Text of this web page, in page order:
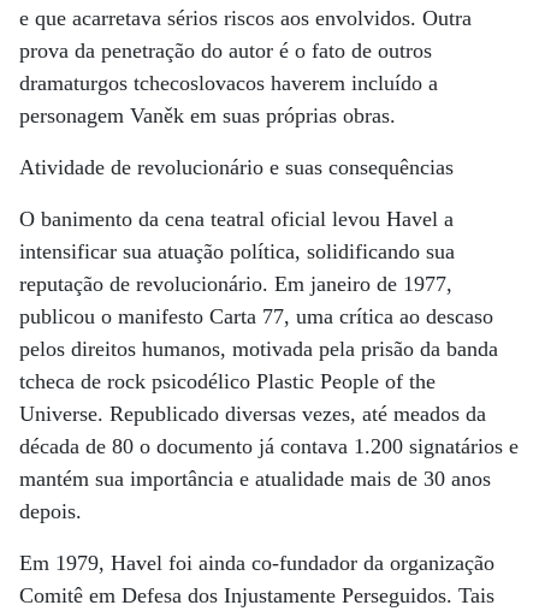
e que acarretava sérios riscos aos envolvidos. Outra
prova da penetração do autor é o fato de outros
dramaturgos tchecoslovacos haverem incluído a
personagem Vaněk em suas próprias obras.
Atividade de revolucionário e suas consequências
O banimento da cena teatral oficial levou Havel a
intensificar sua atuação política, solidificando sua
reputação de revolucionário. Em janeiro de 1977,
publicou o manifesto Carta 77, uma crítica ao descaso
pelos direitos humanos, motivada pela prisão da banda
tcheca de rock psicodélico Plastic People of the
Universe. Republicado diversas vezes, até meados da
década de 80 o documento já contava 1.200 signatários e
mantém sua importância e atualidade mais de 30 anos
depois.
Em 1979, Havel foi ainda co-fundador da organização
Comitê em Defesa dos Injustamente Perseguidos. Tais